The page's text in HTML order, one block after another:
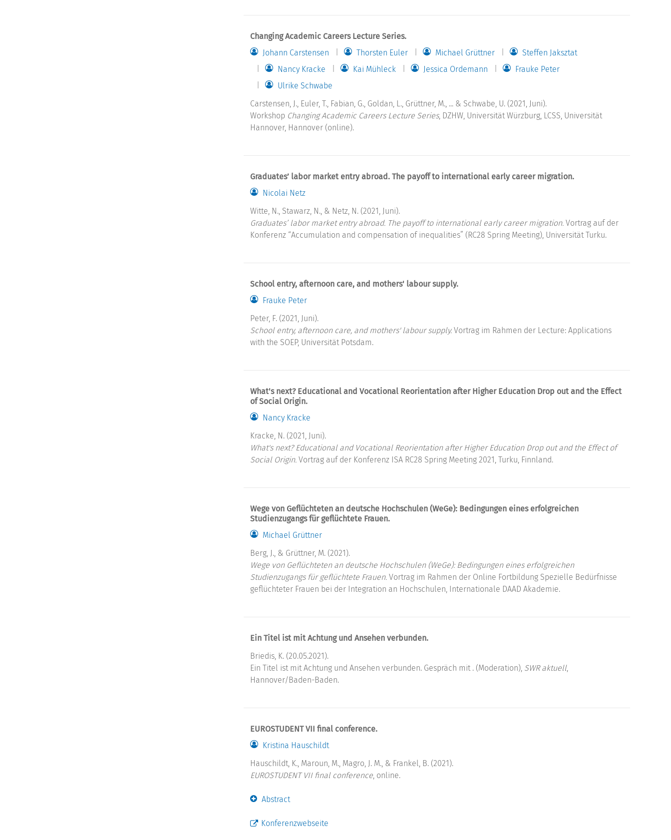
Changing Academic Careers Lecture Series.
Johann Carstensen
Thorsten Euler Michael Grüttner
Steffen Jaksztat
Nancy Kracke
Kai Mühleck Jessica Ordemann
Frauke Peter
Ulrike Schwabe
Carstensen, J., Euler, T., Fabian, G., Goldan, L., Grüttner, M., ... & Schwabe, U. (2021, Juni).
Workshop Changing Academic Careers Lecture Series, DZHW, Universität Würzburg, LCSS, Universität
Hannover, Hannover (online).
Graduates’ labor market entry abroad. The payoff to international early career migration.
Nicolai Netz
Witte, N., Stawarz, N., & Netz, N. (2021, Juni).
Graduates’ labor market entry abroad. The payoff to international early career migration. Vortrag auf der
Konferenz “Accumulation and compensation of inequalities” (RC28 Spring Meeting), Universität Turku.
School entry, afternoon care, and mothers' labour supply.
Frauke Peter
Peter, F. (2021, Juni).
School entry, afternoon care, and mothers' labour supply. Vortrag im Rahmen der Lecture: Applications
with the SOEP, Universität Potsdam.
What's next? Educational and Vocational Reorientation after Higher Education Drop out and the Effect
of Social Origin.
Nancy Kracke
Kracke, N. (2021, Juni).
What's next? Educational and Vocational Reorientation after Higher Education Drop out and the Effect of
Social Origin. Vortrag auf der Konferenz ISA RC28 Spring Meeting 2021, Turku, Finnland.
Wege von Geflüchteten an deutsche Hochschulen (WeGe): Bedingungen eines erfolgreichen
Studienzugangs für geflüchtete Frauen.
Michael Grüttner
Berg, J., & Grüttner, M. (2021).
Wege von Geflüchteten an deutsche Hochschulen (WeGe): Bedingungen eines erfolgreichen
Studienzugangs für geflüchtete Frauen. Vortrag im Rahmen der Online Fortbildung Spezielle Bedürfnisse
geflüchteter Frauen bei der Integration an Hochschulen, Internationale DAAD Akademie.
Ein Titel ist mit Achtung und Ansehen verbunden.
Briedis, K. (20.05.2021).
Ein Titel ist mit Achtung und Ansehen verbunden. Gespräch mit . (Moderation), SWR aktuell,
Hannover/Baden-Baden.
EUROSTUDENT VII final conference.
Kristina Hauschildt
Hauschildt, K., Maroun, M., Magro, J. M., & Frankel, B. (2021).
EUROSTUDENT VII final conference , online.
Abstract
Konferenzwebseite